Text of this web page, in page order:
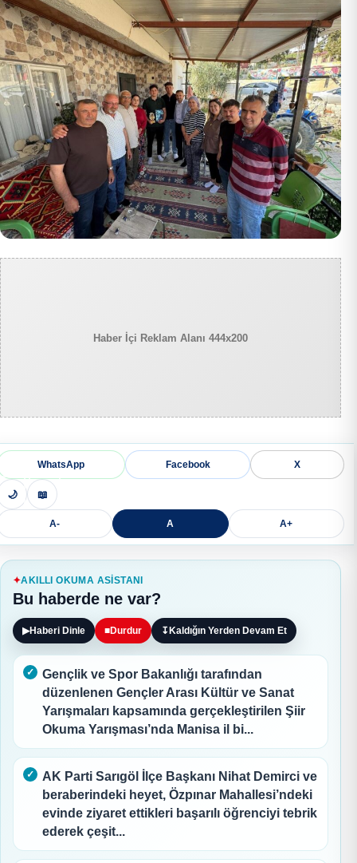
Haber İçi Reklam Alanı 444x200
WhatsApp Facebook X
🌙 📖
A- A A+
AKILLI OKUMA ASISTANI
Bu haberde ne var?
▶Haberi Dinle ■Durdur ↧ Kaldığın Yerden Devam Et
Gençlik ve Spor Bakanlığı tarafından
düzenlenen Gençler Arası Kültür ve Sanat
Yarışmaları kapsamında gerçekleştirilen Şiir
Okuma Yarışması’nda Manisa il bi...
AK Parti Sarıgöl İlçe Başkanı Nihat Demirci ve
beraberindeki heyet, Özpınar Mahallesi’ndeki
evinde ziyaret ettikleri başarılı öğrenciyi tebrik
ederek çeşit...